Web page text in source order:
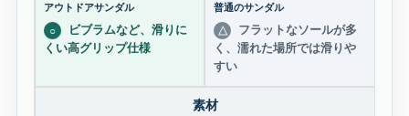
○
ビブラムなど、滑りに
くい高グリップ仕様
△
フラットなソールが多
く、濡れた場所では滑りや
すい
素材